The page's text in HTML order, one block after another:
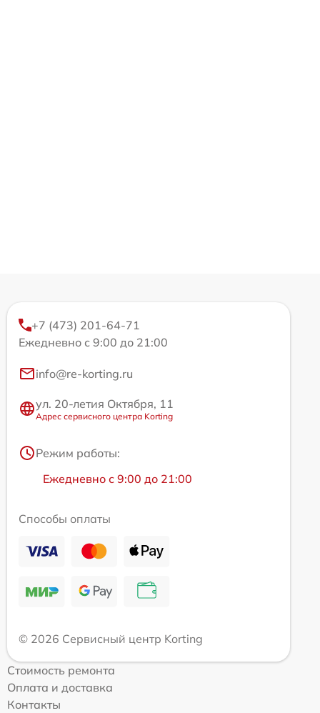
+7 (473) 201-64-71
Ежедневно с 9:00 до 21:00
info@re-korting.ru
ул. 20-летия Октября, 11
Адрес сервисного центра Korting
Режим работы:
Ежедневно с 9:00 до 21:00
Способы оплаты
© 2026 Сервисный центр Korting
Стоимость ремонта
Оплата и доставка
Контакты